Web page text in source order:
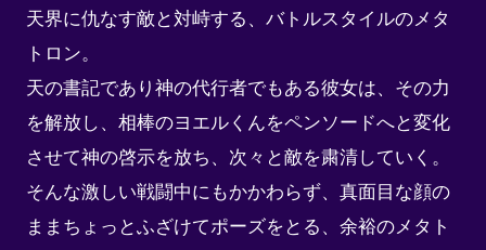
天界に仇なす敵と対峙する、バトルスタイルのメタ
トロン。
天の書記であり神の代行者でもある彼女は、その力
を解放し、相棒のヨエルくんをペンソードへと変化
させて神の啓示を放ち、次々と敵を粛清していく。
そんな激しい戦闘中にもかかわらず、真面目な顔の
ままちょっとふざけてポーズをとる、余裕のメタト